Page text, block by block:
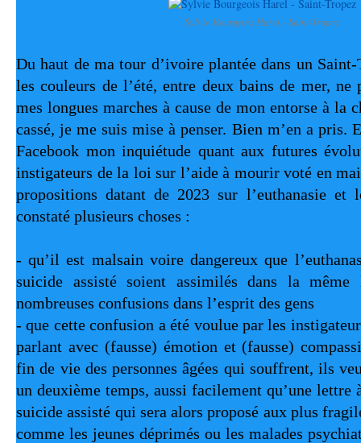
Sylvie Bourgeois Harel - Saint-Tropez
Du haut de ma tour d’ivoire plantée dans un
les couleurs de l’été, entre deux bains de mer, ne
mes longues marches à cause de mon entorse à la
cassé, je me suis mise à penser. Bien m’en a pris.
Facebook mon inquiétude quant aux futures
instigateurs de la loi sur l’aide à mourir voté en
propositions datant de 2023 sur l’euthanasie et
constaté plusieurs choses :
- qu’il est malsain voire dangereux que
suicide assisté soient assimilés dans la
nombreuses confusions dans l’esprit des gens
- que cette confusion a été voulue par les
parlant avec (fausse) émotion et (fausse)
fin de vie des personnes âgées qui souffrent, ils
un deuxième temps, aussi facilement qu’une lettre
suicide assisté qui sera alors proposé aux plus
comme les jeunes déprimés ou les malades